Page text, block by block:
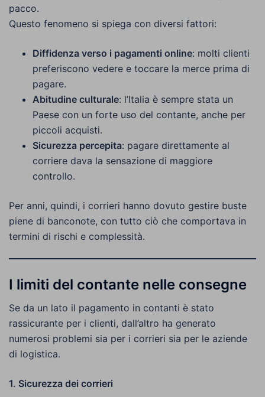
pacco.
Questo fenomeno si spiega con diversi fattori:
Diffidenza verso i pagamenti online: molti clienti
preferiscono vedere e toccare la merce prima di
pagare.
Abitudine culturale: l’Italia è sempre stata un
Paese con un forte uso del contante, anche per
piccoli acquisti.
Sicurezza percepita: pagare direttamente al
corriere dava la sensazione di maggiore
controllo.
Per anni, quindi, i corrieri hanno dovuto gestire buste
piene di banconote, con tutto ciò che comportava in
termini di rischi e complessità.
I limiti del contante nelle consegne
Se da un lato il pagamento in contanti è stato
rassicurante per i clienti, dall’altro ha generato
numerosi problemi sia per i corrieri sia per le aziende
di logistica.
1. Sicurezza dei corrieri